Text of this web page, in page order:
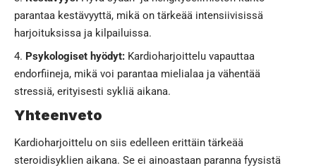
parantaa kestävyyttä, mikä on tärkeää intensiivisissä
harjoituksissa ja kilpailuissa.
Psykologiset hyödyt: Kardioharjoittelu vapauttaa
endorfiineja, mikä voi parantaa mielialaa ja vähentää
stressiä, erityisesti sykliä aikana.
Yhteenveto
Kardioharjoittelu on siis edelleen erittäin tärkeää
steroidisyklien aikana. Se ei ainoastaan paranna fyysistä